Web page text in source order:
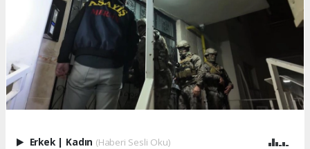
Erkek | Kadın (Haberi Sesli Oku)